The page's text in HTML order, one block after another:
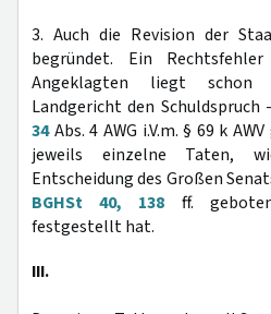
3. Auch die Revision der
begründet. Ein
Angeklagten liegt
Landgericht den
34Abs. 4 AWG i.V.m. § 69 k
jeweils einzelne Taten,
Entscheidung des Großen
BGHSt 40, 138 ff.
festgestellt hat.
III.